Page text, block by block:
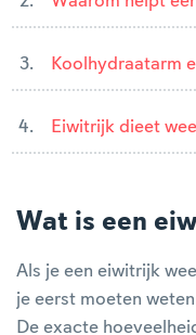
Koolhydraatarm
Eiwitrijk dieet
Wat is een
Als je een eiwitrijk
je eerst moeten
De exacte